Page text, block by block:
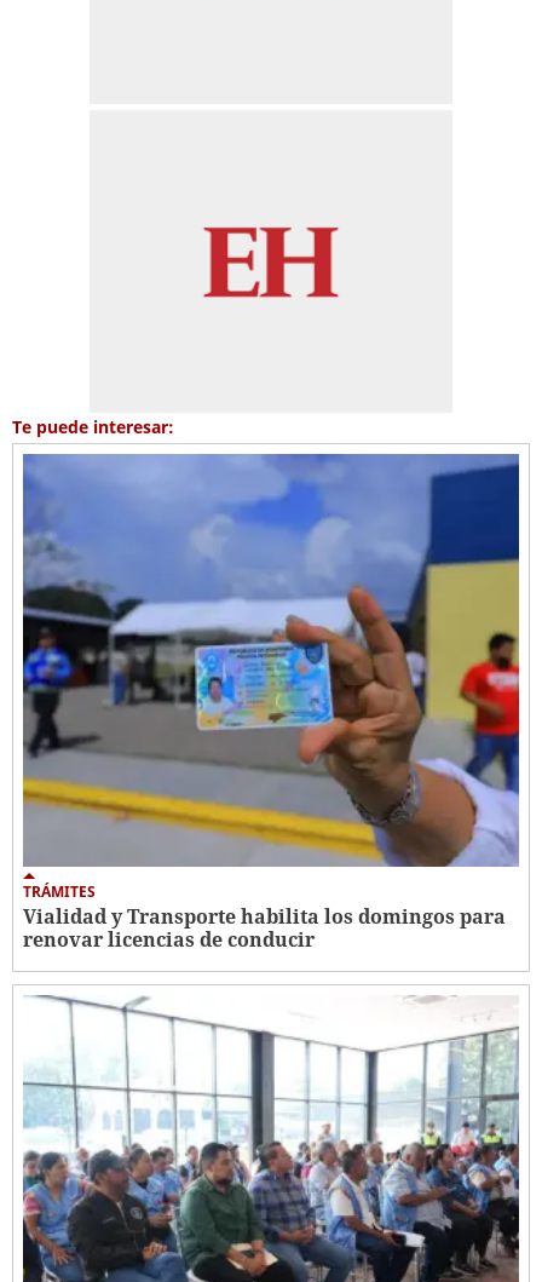
Te puede interesar:
TRÁMITES
Vialidad y Transporte habilita los domingos para
renovar licencias de conducir